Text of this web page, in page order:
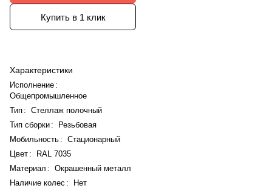
Купить в 1 клик
Характеристики
Исполнение :
Общепромышленное
Тип : Стеллаж полочный
Тип сборки:
Резьбовая
Мобильность : Стационарный
Цвет :
RAL 7035
Материал : Окрашенный металл
Наличие колес :
Нет